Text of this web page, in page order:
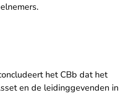
het CBb dat het
en de leidinggevenden in